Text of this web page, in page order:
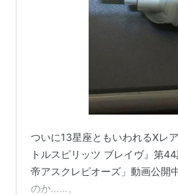
硯秀斗：阪口大助
月光のバローネ：浪川大輔
ギルファム女王：根谷美智
ジェレイド：白熊寛嗣
ルガイン：松岡禎丞
フローラ・パフューム：本
ナレーション：諏訪部順一
ついに13星座ともいわれるXレ
トルスピリッツ ブレイヴ』第
帝アスクレピオーズ」動画公開
のか……。